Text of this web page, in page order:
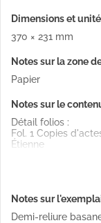
Dimensions et
370 × 231 mm
Notes sur la zone
Papier
Notes sur le
Détail folios :
Fol. 1 Copies
Étienne
Fol. 160 « Titre
comte Gaucher,
copies
Notes sur
Demi-reliure